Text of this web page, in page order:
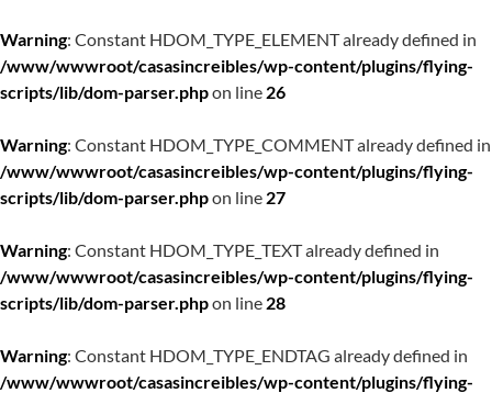
Warning: Constant HDOM_TYPE_ELEMENT already defined in
/www/wwwroot/casasincreibles/wp-content/plugins/flying-
scripts/lib/dom-parser.phpon line 26
Warning: Constant HDOM_TYPE_COMMENT already defined in
/www/wwwroot/casasincreibles/wp-content/plugins/flying-
scripts/lib/dom-parser.phpon line 27
Warning: Constant HDOM_TYPE_TEXT already defined in
/www/wwwroot/casasincreibles/wp-content/plugins/flying-
scripts/lib/dom-parser.phpon line 28
Warning: Constant HDOM_TYPE_ENDTAG already defined in
/www/wwwroot/casasincreibles/wp-content/plugins/flying-